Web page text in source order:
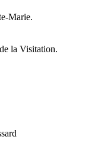
Marie.
la Visitation.